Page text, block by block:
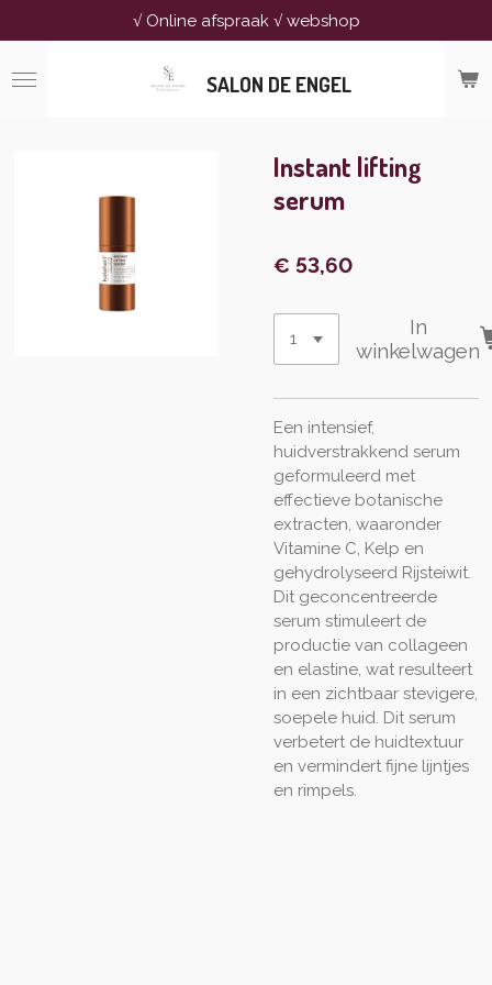
direct
naar
SALON DE ENGEL
√ Online afspraak √ webshop
Instant lifting
serum
€ 53,60
In
winkelwagen
Een intensief,
huidverstrakkend serum
geformuleerd met
effectieve botanische
extracten, waaronder
Vitamine C, Kelp en
gehydrolyseerd Rijsteiwit.
Dit geconcentreerde
serum stimuleert de
productie van collageen
en elastine, wat resulteert
in een zichtbaar stevigere,
soepele huid. Dit serum
verbetert de huidtextuur
en vermindert fijne lijntjes
en rimpels.